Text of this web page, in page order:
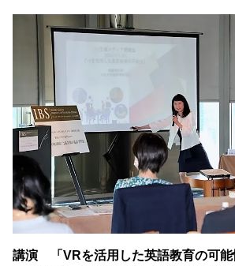
講演 「VRを活用した英語教育の可